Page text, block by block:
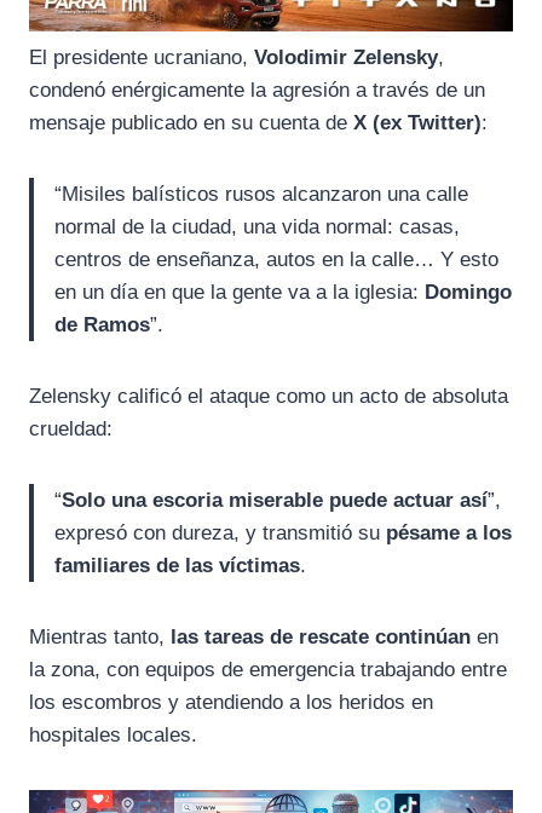
El presidente ucraniano, Volodimir Zelensky,
condenó enérgicamente la agresión a través de un
mensaje publicado en su cuenta de X (ex Twitter):
“Misiles balísticos rusos alcanzaron una calle
normal de la ciudad, una vida normal: casas,
centros de enseñanza, autos en la calle… Y esto
en un día en que la gente va a la iglesia: Domingo
de Ramos”.
Zelensky calificó el ataque como un acto de absoluta
crueldad:
“Solo una escoria miserable puede actuar así”,
expresó con dureza, y transmitió su pésame a los
familiares de las víctimas.
Mientras tanto, las tareas de rescate continúan en
la zona, con equipos de emergencia trabajando entre
los escombros y atendiendo a los heridos en
hospitales locales.